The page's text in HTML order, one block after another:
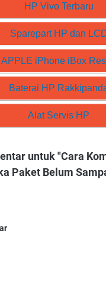
HP Vivo Terbaru
Sparepart HP dan
APPLE iPhone iBox
Baterai HP
Alat Servis HP
untuk "Cara
Paket Belum